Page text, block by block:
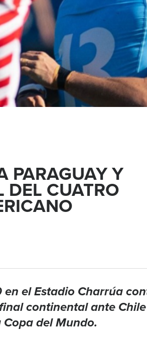
PARAGUAY Y
CUATRO
en el Estadio Charrúa
continental ante
del Mundo.